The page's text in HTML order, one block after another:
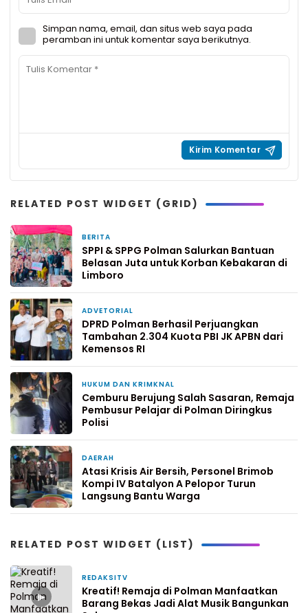
Simpan nama, email, dan situs web saya pada
peramban ini untuk komentar saya berikutnya.
RELATED POST WIDGET (GRID)
BERITA
SPPI & SPPG Polman Salurkan Bantuan
Belasan Juta untuk Korban Kebakaran di
Limboro
ADVETORIAL
DPRD Polman Berhasil Perjuangkan
Tambahan 2.304 Kuota PBI JK APBN dari
Kemensos RI
HUKUM DAN KRIMKNAL
Cemburu Berujung Salah Sasaran, Remaja
Pembusur Pelajar di Polman Diringkus
Polisi
DAERAH
Atasi Krisis Air Bersih, Personel Brimob
Kompi IV Batalyon A Pelopor Turun
Langsung Bantu Warga
RELATED POST WIDGET (LIST)
▶
REDAKSITV
Kreatif! Remaja di Polman Manfaatkan
Barang Bekas Jadi Alat Musik Bangunkan